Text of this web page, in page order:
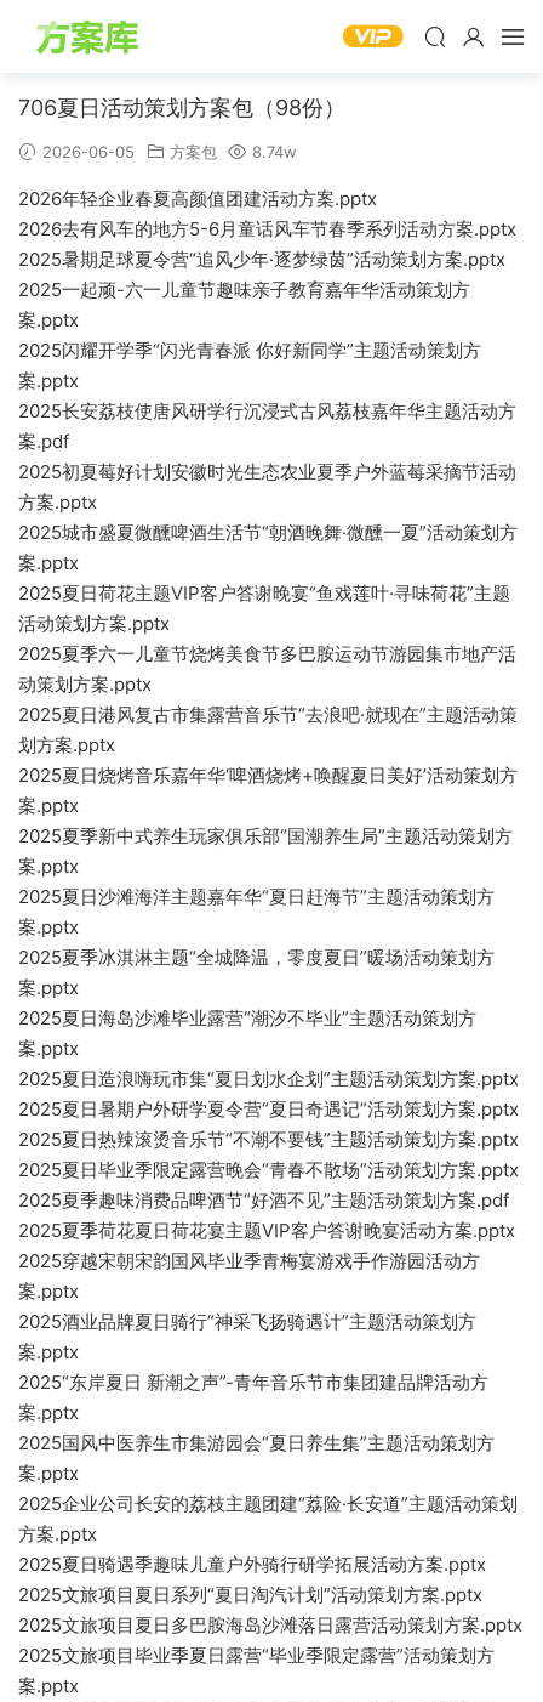
706夏日活动策划方案包（98份）
2026-06-05 方案包 8.74w
2026年轻企业春夏高颜值团建活动方案.pptx
2026去有风车的地方5-6月童话风车节春季系列活动方案.pptx
2025暑期足球夏令营“追风少年·逐梦绿茵”活动策划方案.pptx
2025一起顽-六一儿童节趣味亲子教育嘉年华活动策划方
案.pptx
2025闪耀开学季“闪光青春派 你好新同学”主题活动策划方
案.pptx
2025长安荔枝使唐风研学行沉浸式古风荔枝嘉年华主题活动方
案.pdf
2025初夏莓好计划安徽时光生态农业夏季户外蓝莓采摘节活动
方案.pptx
2025城市盛夏微醺啤酒生活节“朝酒晚舞·微醺一夏”活动策划方
案.pptx
2025夏日荷花主题VIP客户答谢晚宴“鱼戏莲叶·寻味荷花”主题
活动策划方案.pptx
2025夏季六一儿童节烧烤美食节多巴胺运动节游园集市地产活
动策划方案.pptx
2025夏日港风复古市集露营音乐节“去浪吧·就现在”主题活动策
划方案.pptx
2025夏日烧烤音乐嘉年华‘啤酒烧烤+唤醒夏日美好’活动策划方
案.pptx
2025夏季新中式养生玩家俱乐部“国潮养生局”主题活动策划方
案.pptx
2025夏日沙滩海洋主题嘉年华“夏日赶海节”主题活动策划方
案.pptx
2025夏季冰淇淋主题“全城降温，零度夏日”暖场活动策划方
案.pptx
2025夏日海岛沙滩毕业露营“潮汐不毕业”主题活动策划方
案.pptx
2025夏日造浪嗨玩市集“夏日划水企划”主题活动策划方案.pptx
2025夏日暑期户外研学夏令营“夏日奇遇记”活动策划方案.pptx
2025夏日热辣滚烫音乐节“不潮不要钱”主题活动策划方案.pptx
2025夏日毕业季限定露营晚会“青春不散场”活动策划方案.pptx
2025夏季趣味消费品啤酒节“好酒不见”主题活动策划方案.pdf
2025夏季荷花夏日荷花宴主题VIP客户答谢晚宴活动方案.pptx
2025穿越宋朝宋韵国风毕业季青梅宴游戏手作游园活动方
案.pptx
2025酒业品牌夏日骑行“神采飞扬骑遇计”主题活动策划方
案.pptx
2025“东岸夏日 新潮之声”-青年音乐节市集团建品牌活动方
案.pptx
2025国风中医养生市集游园会“夏日养生集”主题活动策划方
案.pptx
2025企业公司长安的荔枝主题团建“荔险·长安道”主题活动策划
方案.pptx
2025夏日骑遇季趣味儿童户外骑行研学拓展活动方案.pptx
2025文旅项目夏日系列“夏日淘汽计划”活动策划方案.pptx
2025文旅项目夏日多巴胺海岛沙滩落日露营活动策划方案.pptx
2025文旅项目毕业季夏日露营“毕业季限定露营”活动策划方
案.pptx